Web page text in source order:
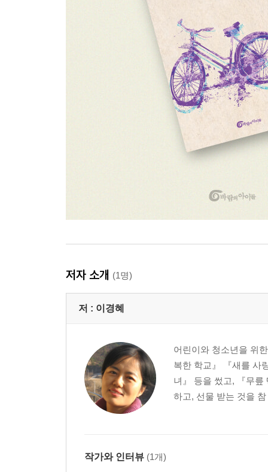
저자 소개 (1명)
저 : 이경혜
어린이와 청소년을 위
복한 학교』 『새를 사
녀』 등을 썼고, 『무
하고, 선물 받는 것을
작가와 인터뷰 (1개)